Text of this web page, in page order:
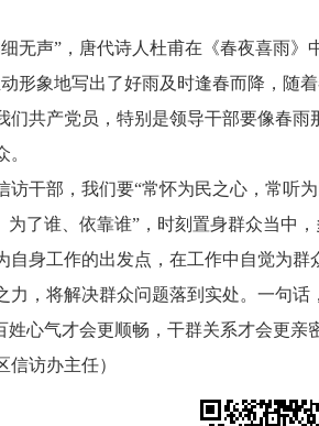
无声”，唐代诗人杜甫在《春夜喜雨
形象地写出了好雨及时逢春而降，随
们共产党员，特别是领导干部要像春雨
访干部，我们要“常怀为民之心，常听
为了谁、依靠谁”，时刻置身群众当中
自身工作的出发点，在工作中自觉为
力，将解决群众问题落到实处。一句
姓心气才会更顺畅，干群关系才会更亲
信访办主任）